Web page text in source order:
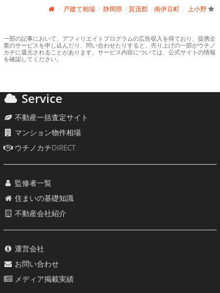
戸建て相場 静岡県 賀茂郡 南伊豆町 上小野
一部の記事において、アフィリエイトプログラムの広告収入を得ており、提携企
業のサービスを申し込んだり、問い合わせたりすると、売り上げの一部がウチノ
カチに還元されることがあります。サービス内容については、公式サイトの情報
を確認してください。
Service
不動産一括査定サイト
マンション物件相場
ウチノカチDIRECT
監修者一覧
住まいの基礎知識
不動産会社紹介
運営会社
お問い合わせ
メディア掲載実績